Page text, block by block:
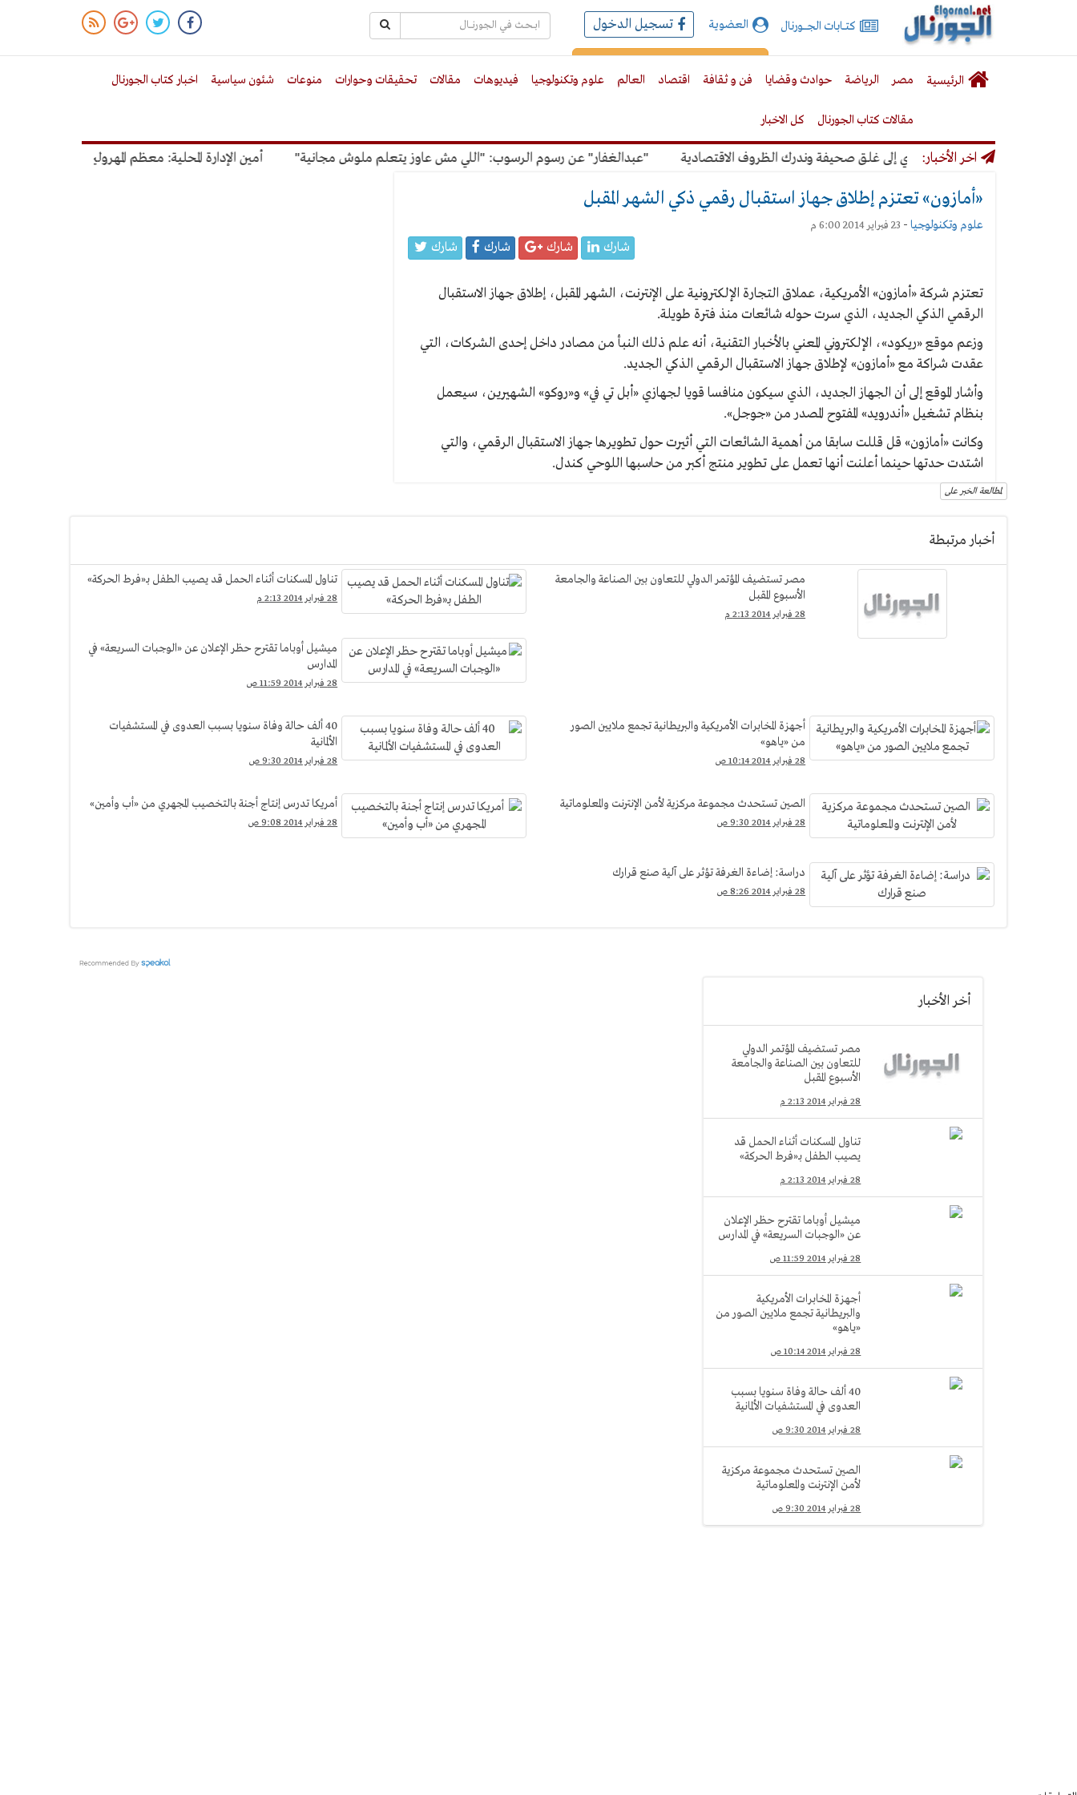
الجورنال
نت
كتـــابات الجـــــورنال العضوية تسجيل الدخول
الرئيسية مصر الرياضة حوادث وقضايا فن و ثقافة اقتصاد العالم علوم وتكنولوجيا فيديوهات مقالات تحقيقات وحوارات منوعات شئون سياسية اخبار كتاب الجورنال
مقالات كتاب الجورنال كل الاخبار
اخر الأخبار:
لن نتخذ أي قرار يؤدي إلى غلق صحيفة وندرك الظروف الاقتصادية "عبدالغفار" عن رسوم الرسوب: "اللي مش عاوز يتعلم ملوش مجانية" أمين الإدارة المحلية: معظم المهرولين للتصالح أصحاب
«أمازون» تعتزم إطلاق جهاز استقبال رقمي ذكي الشهر المقبل
علوم وتكنولوجيا - 23 فبراير 2014 6:00 م
شارك شارك شارك شارك
تعتزم شركة «أمازون» الأمريكية، عملاق التجارة الإلكترونية على الإنترنت، الشهر المقبل، إطلاق جهاز الاستقبال
الرقمي الذكي الجديد، الذي سرت حوله شائعات منذ فترة طويلة.
وزعم موقع «ريكود»، الإلكتروني المعني بالأخبار التقنية، أنه علم ذلك النبأ من مصادر داخل إحدى الشركات، التي
عقدت شراكة مع «أمازون» لإطلاق جهاز الاستقبال الرقمي الذكي الجديد.
وأشار الموقع إلى أن الجهاز الجديد، الذي سيكون منافسا قويا لجهازي «أبل تي في» و«روكو» الشهيرين، سيعمل
بنظام تشغيل «أندرويد» المفتوح المصدر من «جوجل».
وكانت «أمازون» قل قللت سابقا من أهمية الشائعات التي أثيرت حول تطويرها جهاز الاستقبال الرقمي، والتي
اشتدت حدتها حينما أعلنت أنها تعمل على تطوير منتج أكبر من حاسبها اللوحي كندل.
لمطالعة الخبر على
أخبار مرتبطة
مصر تستضيف المؤتمر الدولي للتعاون بين الصناعة والجامعة
الأسبوع المقبل
28 فبراير 2014 2:13 م
تناول المسكنات أثناء الحمل قد يصيب الطفل بـ«فرط الحركة»
28 فبراير 2014 2:13 م
ميشيل أوباما تقترح حظر الإعلان عن «الوجبات السريعة» في
المدارس
28 فبراير 2014 11:59 ص
أجهزة المخابرات الأمريكية والبريطانية تجمع ملايين الصور
من «ياهو»
28 فبراير 2014 10:14 ص
40 ألف حالة وفاة سنويا بسبب العدوى في المستشفيات
الألمانية
28 فبراير 2014 9:30 ص
الصين تستحدث مجموعة مركزية لأمن الإنترنت والمعلوماتية
28 فبراير 2014 9:30 ص
أمريكا تدرس إنتاج أجنة بالتخصيب المجهري من «أب وأمين»
28 فبراير 2014 9:08 ص
دراسة: إضاءة الغرفة تؤثر على آلية صنع قرارك
28 فبراير 2014 8:26 ص
أخر الأخبار
مصر تستضيف المؤتمر الدولي
للتعاون بين الصناعة والجامعة
الأسبوع المقبل
28 فبراير 2014 2:13 م
تناول المسكنات أثناء الحمل قد
يصيب الطفل بـ«فرط الحركة»
28 فبراير 2014 2:13 م
ميشيل أوباما تقترح حظر الإعلان
عن «الوجبات السريعة» في المدارس
28 فبراير 2014 11:59 ص
أجهزة المخابرات الأمريكية
والبريطانية تجمع ملايين الصور من
«ياهو»
28 فبراير 2014 10:14 ص
40 ألف حالة وفاة سنويا بسبب
العدوى في المستشفيات الألمانية
28 فبراير 2014 9:30 ص
الصين تستحدث مجموعة مركزية
لأمن الإنترنت والمعلوماتية
28 فبراير 2014 9:30 ص